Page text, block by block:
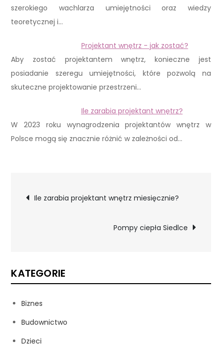
szerokiego wachlarza umiejętności oraz wiedzy
teoretycznej i…
Projektant wnętrz - jak zostać?
Aby zostać projektantem wnętrz, konieczne jest
posiadanie szeregu umiejętności, które pozwolą na
skuteczne projektowanie przestrzeni…
Ile zarabia projektant wnętrz?
W 2023 roku wynagrodzenia projektantów wnętrz w
Polsce mogą się znacznie różnić w zależności od…
Nawigacja
Ile zarabia projektant wnętrz miesięcznie?
Pompy ciepła Siedlce
KATEGORIE
Biznes
Budownictwo
Dzieci